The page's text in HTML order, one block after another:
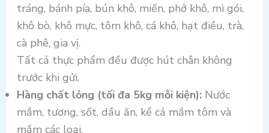
tráng, bánh pía, bún khô, miến, phở khô, mì gói,
khô bò, khô mực, tôm khô, cá khô, hạt điều, trà,
cà phê, gia vị.
Tất cả thực phẩm đều được hút chân không
trước khi gửi.
Hàng chất lỏng (tối đa 5kg mỗi kiện):Nước
mắm, tương, sốt, dầu ăn, kể cả mắm tôm và
mắm các loại.